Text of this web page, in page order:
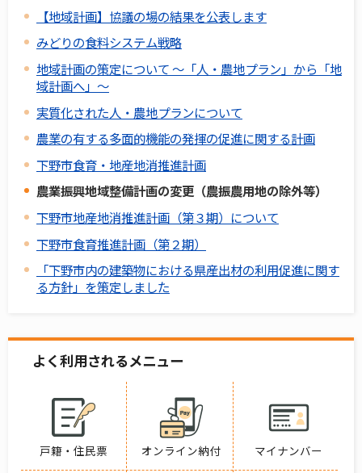
【地域計画】協議の場の結果を公表します
みどりの食料システム戦略
地域計画の策定について ～「人・農地プラン」から「地
域計画へ」～
実質化された人・農地プランについて
農業の有する多面的機能の発揮の促進に関する計画
下野市食育・地産地消推進計画
農業振興地域整備計画の変更（農振農用地の除外等）
下野市地産地消推進計画（第３期）について
下野市食育推進計画（第２期）
「下野市内の建築物における県産出材の利用促進に関す
る方針」を策定しました
よく利用されるメニュー
戸籍・住民票 オンライン納付 マイナンバー